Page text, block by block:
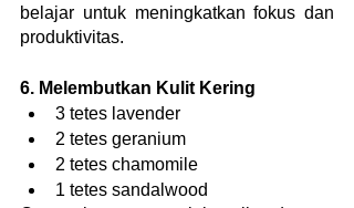
belajar untuk meningkatkan fokus dan
produktivitas.
6. Melembutkan Kulit Kering
3 tetes lavender
2 tetes geranium
2 tetes chamomile
1 tetes sandalwood